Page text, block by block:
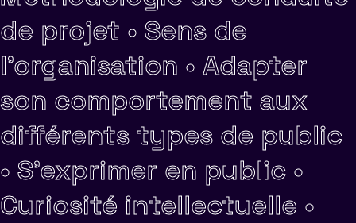
de projet • Sens de
l'organisation • Adapter
son comportement aux
différents types de public
• S'exprimer en public •
Curiosité intellectuelle •